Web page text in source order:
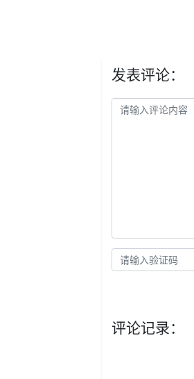
发表评论：
评论记录：